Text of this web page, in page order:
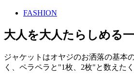
FASHION
大人を大人たらしめる
ジャケットはオヤジのお洒落の基本
く、ペラペラと"1枚、2枚"と数えた